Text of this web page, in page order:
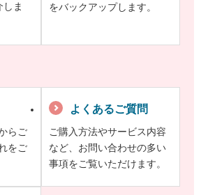
ま
をバックアップします。
らご
をご
よくあるご質問
ご購入方法やサービス内容
など、お問い合わせの多い
事項をご覧いただけます。